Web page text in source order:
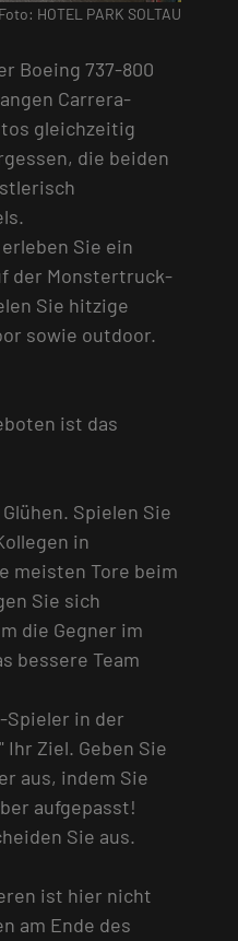
Foto: HOTEL PARK SOLTAU
Boeing 737-800
Carrera-
gleichzeitig
die beiden
Sie ein
der Monstertruck-
Sie hitzige
sowie outdoor.
ist das
Spielen Sie
in
meisten Tore beim
Sie sich
die Gegner im
bessere Team
Spieler in der
Ziel. Geben Sie
aus, indem Sie
aufgepasst!
Sie aus.
ist hier nicht
am Ende des